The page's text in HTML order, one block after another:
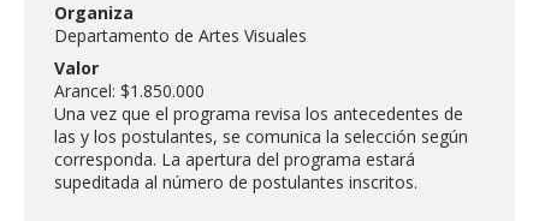
Organiza
Departamento de Artes Visuales
Valor
Arancel: $1.850.000
Una vez que el programa revisa los antecedentes de
las y los postulantes, se comunica la selección según
corresponda. La apertura del programa estará
supeditada al número de postulantes inscritos.